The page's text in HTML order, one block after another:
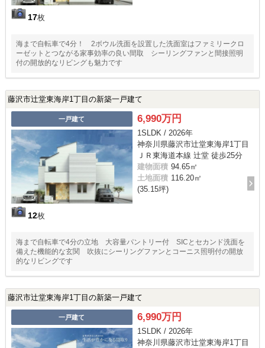
17枚
海まで自転車で4分！ 2ボウル洗面を設置した洗面室はファミリークロ
ーゼットとつながる家事効率の良い間取 シーリングファンと間接照明
付の開放的なリビングも魅力です
藤沢市辻堂東海岸1丁目の新築一戸建て
一戸建て
12枚
6,990万円
1SLDK / 2026年
神奈川県藤沢市辻堂東海岸1丁目
ＪＲ東海道本線 辻堂 徒歩25分
建物面積 94.65㎡
土地面積 116.20㎡
(35.15坪)
海まで自転車で4分の立地 大容量パントリー付 SICとセカンド洗面を
備えた機能的な玄関 吹抜にシーリングファンとコーニス照明付の開放
的なリビングです
藤沢市辻堂東海岸1丁目の新築一戸建て
一戸建て 6,990万円
1SLDK / 2026年
神奈川県藤沢市辻堂東海岸1丁目